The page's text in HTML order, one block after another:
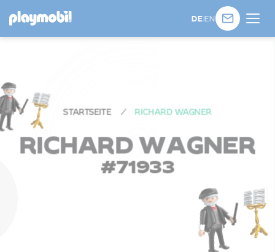
DE|EN
STARTSEITE RICHARD WAGNER
RICHARD WAGNER
#71933